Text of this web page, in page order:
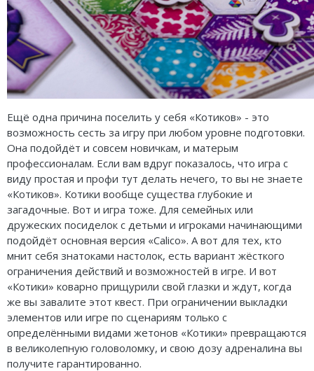
Ещё одна причина поселить у себя «Котиков» - это
возможность сесть за игру при любом уровне подготовки.
Она подойдёт и совсем новичкам, и матерым
профессионалам. Если вам вдруг показалось, что игра с
виду простая и профи тут делать нечего, то вы не знаете
«Котиков». Котики вообще существа глубокие и
загадочные. Вот и игра тоже. Для семейных или
дружеских посиделок с детьми и игроками начинающими
подойдёт основная версия «Calico». А вот для тех, кто
мнит себя знатоками настолок, есть вариант жёсткого
ограничения действий и возможностей в игре. И вот
«Котики» коварно прищурили свой глазки и ждут, когда
же вы завалите этот квест. При ограничении выкладки
элементов или игре по сценариям только с
определёнными видами жетонов «Котики» превращаются
в великолепную головоломку, и свою дозу адреналина вы
получите гарантированно.